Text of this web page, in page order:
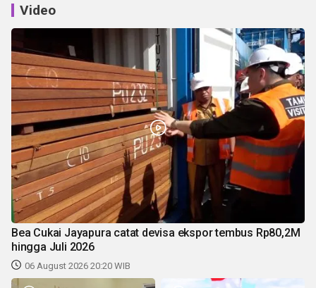
Video
Bea Cukai Jayapura catat devisa ekspor tembus Rp80,2M
hingga Juli 2026
06 August 2026 20:20 WIB